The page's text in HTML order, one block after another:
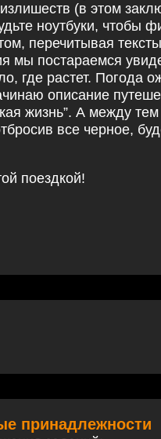
(в этом
ноутбуки, чтобы
перечитывая
мы постараемся
где растет. Погода
описание
жизнь”. А между
все черное,
поездкой!
принадлежности